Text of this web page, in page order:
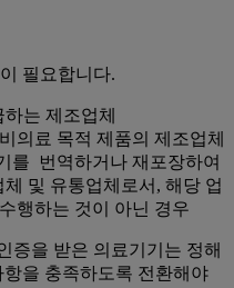
필요합니다.
는 제조업체
의료 목적 제품의 제조업체
를 번역하거나 재포장하여
및 유통업체로서, 해당 업
행하는 것이 아닌 경우
증을 받은 의료기기는 정해
을 충족하도록 전환해야